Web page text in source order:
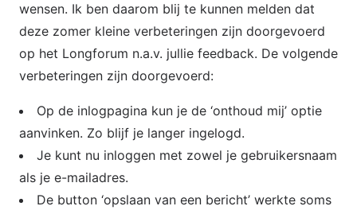
wensen. Ik ben daarom blij te kunnen melden dat
deze zomer kleine verbeteringen zijn doorgevoerd
op het Longforum n.a.v. jullie feedback. De volgende
verbeteringen zijn doorgevoerd:
Op de inlogpagina kun je de ‘onthoud mij’ optie
aanvinken. Zo blijf je langer ingelogd.
Je kunt nu inloggen met zowel je gebruikersnaam
als je e-mailadres.
De button ‘opslaan van een bericht’ werkte soms